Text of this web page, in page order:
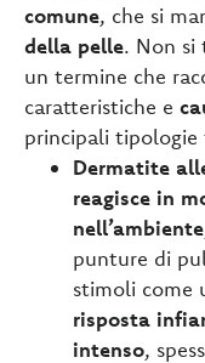
comune, che si
della pelle. Non si
un termine che
caratteristiche e
principali tipologie
Dermatite
reagisce in
nell’ambiente
punture di
stimoli come
risposta
intenso,